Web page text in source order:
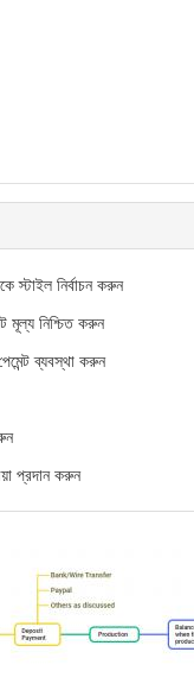
স্টাইল নির্বাচন করুন
মূল্য নিশ্চিত করুন
ব্যবস্থা করুন
প্রদান করুন